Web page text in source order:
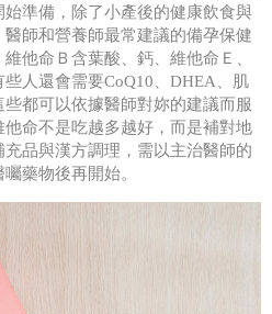
準備，除了小產後的健康飲食與
師和營養師最常建議的備孕保健
他命Ｂ含葉酸、鈣、維他命Ｅ、
人還會需要CoQ10、DHEA、肌
都可以依據醫師對妳的建議而服
命不是吃越多越好，而是補對地
品與漢方調理，需以主治醫師的
藥物後再開始。